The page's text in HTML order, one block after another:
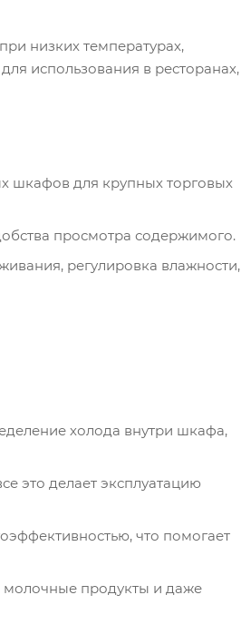
низких температурах,
использования в ресторанах,
шкафов для крупных торговых
просмотра содержимого.
регулировка влажности,
холода внутри шкафа,
это делает эксплуатацию
что помогает
молочные продукты и даже